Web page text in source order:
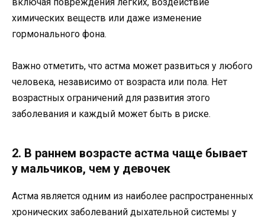
химических веществ или даже изменение
гормонального фона.
Важно отметить, что астма может развиться у любого
человека, независимо от возраста или пола. Нет
возрастных ограничений для развития этого
заболевания и каждый может быть в риске.
2. В раннем возрасте астма чаще бывает
у мальчиков, чем у девочек
Астма является одним из наиболее распространенных
хронических заболеваний дыхательной системы у